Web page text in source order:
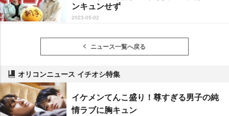
ンキュンせず
2023-05-02
ニュース一覧へ戻る
オリコンニュース イチオシ特集
イケメンてんこ盛り！尊すぎる男子の純
情ラブに胸キュン